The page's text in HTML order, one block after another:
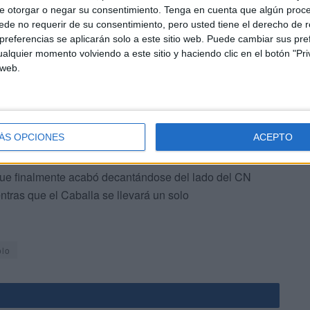
otorgar o negar su consentimiento. Tenga en cuenta que algún
no requerir de su consentimiento, pero usted tiene el derecho de
se aplicarán solo a este sitio web. Puede cambiar sus
momento volviendo a este sitio y haciendo clic en el botón
OPCIONES ACEPTO
Ambos equipos seguían peleando duramente
solo dos minutos del final, Oier conseguía el 6-7 para
y que la balanza se había inclinado a favor del
finalmente acabó decantándose del lado del CN
que el Caballa se llevará un solo